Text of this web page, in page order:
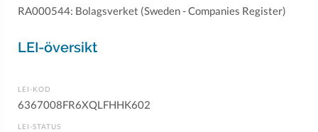
RA000544: Bolagsverket (Sweden - Companies Register)
LEI-översikt
LEI-KOD
6367008FR6XQLFHHK602
LEI-STATUS